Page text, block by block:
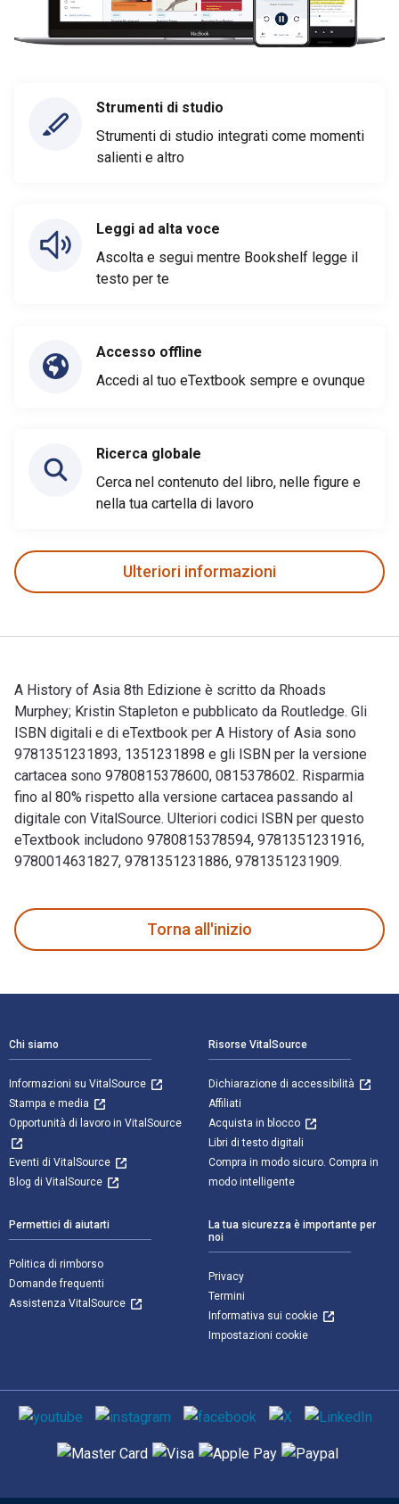
Strumenti di studio
Strumenti di studio integrati come momenti
salienti e altro
Leggi ad alta voce
Ascolta e segui mentre Bookshelf legge il
testo per te
Accesso offline
Accedi al tuo eTextbook sempre e ovunque
Ricerca globale
Cerca nel contenuto del libro, nelle figure e
nella tua cartella di lavoro
Ulteriori informazioni
A History of Asia 8th Edizione è scritto da Rhoads
Murphey; Kristin Stapleton e pubblicato da Routledge. Gli
ISBN digitali e di eTextbook per A History of Asia sono
9781351231893, 1351231898 e gli ISBN per la versione
cartacea sono 9780815378600, 0815378602. Risparmia
fino al 80% rispetto alla versione cartacea passando al
digitale con VitalSource. Ulteriori codici ISBN per questo
eTextbook includono 9780815378594, 9781351231916,
9780014631827, 9781351231886, 9781351231909.
Torna all'inizio
Chi siamo
Informazioni su VitalSource
Stampa e media
Opportunità di lavoro in VitalSource
Eventi di VitalSource
Blog di VitalSource
Risorse VitalSource
Dichiarazione di accessibilità
Affiliati
Acquista in blocco
Libri di testo digitali
Compra in modo sicuro. Compra in
modo intelligente
Permettici di aiutarti
Politica di rimborso
Domande frequenti
Assistenza VitalSource
La tua sicurezza è importante per
noi
Privacy
Termini
Informativa sui cookie
Impostazioni cookie
Mezzi sociali
Metodi di pagamento supportati